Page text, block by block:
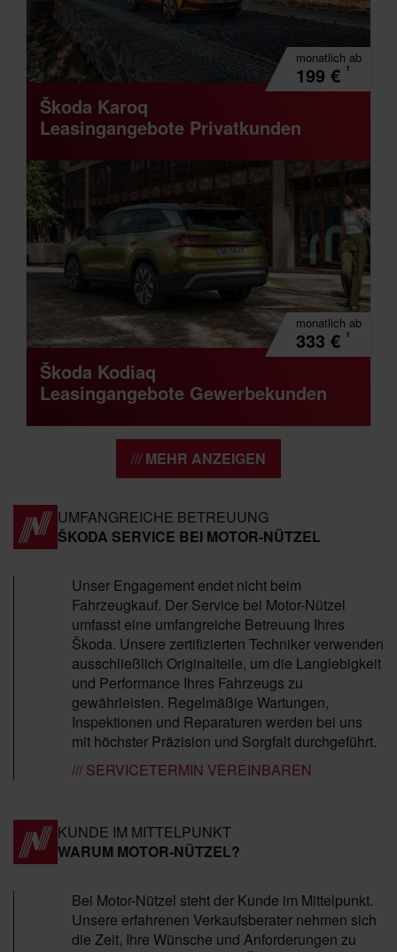
monatlich ab
199 € ¹
Škoda Karoq
Leasingangebote Privatkunden
monatlich ab
333 € ¹
Škoda Kodiaq
Leasingangebote Gewerbekunden
MEHR ANZEIGEN
UMFANGREICHE BETREUUNG
ŠKODA SERVICE BEI MOTOR-NÜTZEL
Unser Engagement endet nicht beim
Fahrzeugkauf. Der Service bei Motor-Nützel
umfasst eine umfangreiche Betreuung Ihres
Škoda. Unsere zertifizierten Techniker verwenden
ausschließlich Originalteile, um die Langlebigkeit
und Performance Ihres Fahrzeugs zu
gewährleisten. Regelmäßige Wartungen,
Inspektionen und Reparaturen werden bei uns
mit höchster Präzision und Sorgfalt durchgeführt.
/// SERVICETERMIN VEREINBAREN
KUNDE IM MITTELPUNKT
WARUM MOTOR-NÜTZEL?
Bei Motor-Nützel steht der Kunde im Mittelpunkt.
Unsere erfahrenen Verkaufsberater nehmen sich
die Zeit, Ihre Wünsche und Anforderungen zu